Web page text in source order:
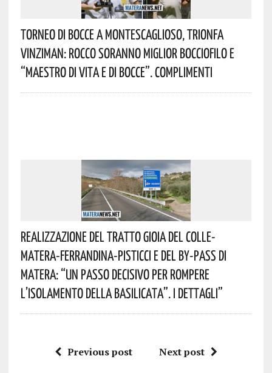
Torneo Di Bocce A Montescaglioso, Trionfa
Vinziman: Rocco Soranno Miglior Bocciofilo E
“Maestro Di Vita E Di Bocce”. Complimenti
Realizzazione Del Tratto Gioia Del Colle-
Matera-Ferrandina-Pisticci E Del By-Pass Di
Matera: “Un Passo Decisivo Per Rompere
L’isolamento Della Basilicata”. I Dettagli”
Previous post Next post